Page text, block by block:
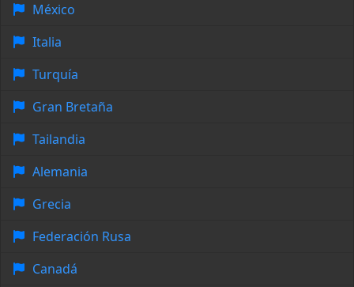
México
Italia
Turquía
Gran Bretaña
Tailandia
Alemania
Grecia
Federación Rusa
Canadá